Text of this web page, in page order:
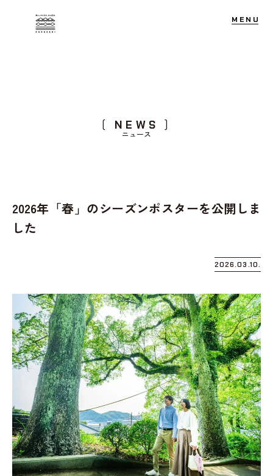
長崎市観光マスターブランドWEB
M E N U
N E W S
ニ ュース
2026年「春」のシーズンポスターを公開しま
した
2026.03.10.